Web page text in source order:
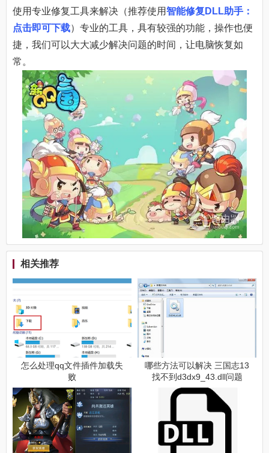
使用专业修复工具来解决（推荐使用智能修复DLL助手：
点击即可下载）专业的工具，具有较强的功能，操作也便
捷，我们可以大大减少解决问题的时间，让电脑恢复如
常。
相关推荐
怎么处理qq文件插件加载失
败
哪些方法可以解决 三国志13
找不到d3dx9_43.dll问题